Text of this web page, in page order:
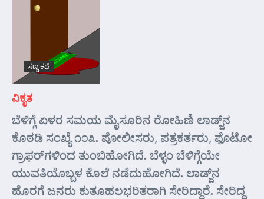
ಸಣ್ಣ ಕಥೆ
ವಿಕೃತ
ಬೆಳಿಗ್ಗೆ ಏಳರ ಸಮಯ ಮೈಸೂರಿನ ರೋಹಿಣಿ ಲಾಡ್ಜ್‌ನ
ಕೊಠಡಿ ಸಂಖ್ಯೆ ೧೦೩. ಪೋಲೀಸರು, ಪತ್ರಕರ್ತರು, ಫೊಟೋ
ಗ್ರಾಫರ್‌ಗಳಿಂದ ತುಂಬಿಹೋಗಿದೆ. ಬೆಳ್ಳಂ ಬೆಳಿಗ್ಗೆಯೇ
ಯುವತಿಯೊಬ್ಬಳ ಕೊಲೆ ನಡೆದುಹೋಗಿದೆ. ಲಾಡ್ಜ್‌ನ
ಹೊರಗೆ ಜನರು ಕುತೂಹಲಭರಿತರಾಗಿ ಸೇರಿದ್ದಾರೆ. ಸೇರಿದ್ದ